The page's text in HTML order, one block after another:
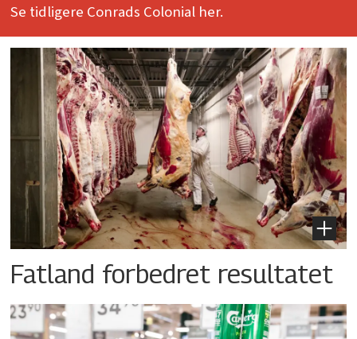
Se tidligere Conrads Colonial her.
Fatland forbedret resultatet